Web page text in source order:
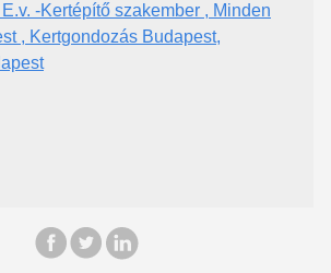
-Kertépítő szakember , Minden
, Kertgondozás Budapest,